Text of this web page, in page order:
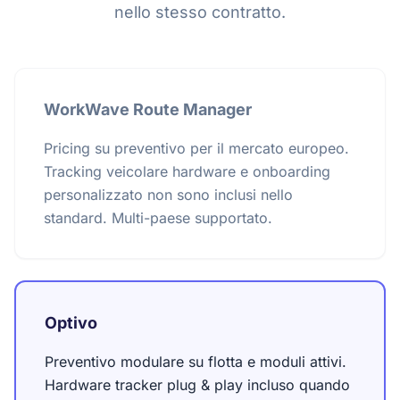
nello stesso contratto.
WorkWave Route Manager
Pricing su preventivo per il mercato europeo.
Tracking veicolare hardware e onboarding
personalizzato non sono inclusi nello
standard. Multi-paese supportato.
Optivo
Preventivo modulare su flotta e moduli attivi.
Hardware tracker plug & play incluso quando